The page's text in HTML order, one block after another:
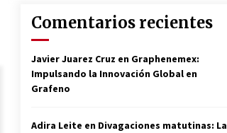
Comentarios recientes
Javier Juarez Cruz en Graphenemex:
Impulsando la Innovación Global en
Grafeno
Adira Leite en Divagaciones matutinas: La